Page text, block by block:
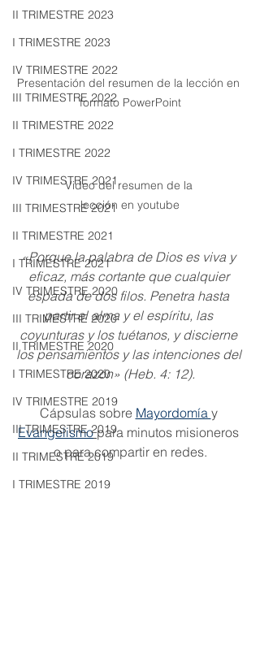
II TRIMESTRE 2023
I TRIMESTRE 2023
IV TRIMESTRE 2022
III TRIMESTRE 2022
II TRIMESTRE 2022
I TRIMESTRE 2022
IV TRIMESTRE 2021
III TRIMESTRE 2021
II TRIMESTRE 2021
I TRIMESTRE 2021
IV TRIMESTRE 2020
III TRIMESTRE 2020
II TRIMESTRE 2020
I TRIMESTRE 2020
IV TRIMESTRE 2019
III TRIMESTRE 2019
II TRIMESTRE 2019
I TRIMESTRE 2019
Presentación del resumen de la lección en
formato PowerPoint
Video del resumen de la
lección en youtube
«Porque la palabra de Dios es viva y
eficaz, más cortante que cualquier
espada de dos filos. Penetra hasta
partir el alma y el espíritu, las
coyunturas y los tuétanos, y discierne
los pensamientos y las intenciones del
corazón» (Heb. 4: 12).
Cápsulas sobre Mayordomía y
Evangelismo para minutos misioneros
o para compartir en redes.